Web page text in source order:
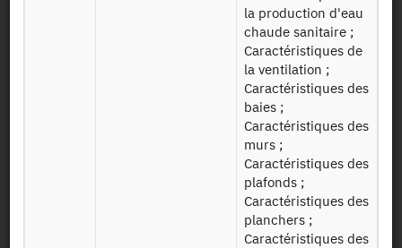
générateurs ECS
la production d'eau
chaude sanitaire ;
Caractéristiques de
la ventilation ;
Caractéristiques des
baies ;
Caractéristiques des
murs ;
Caractéristiques des
plafonds ;
Caractéristiques des
planchers ;
Caractéristiques des